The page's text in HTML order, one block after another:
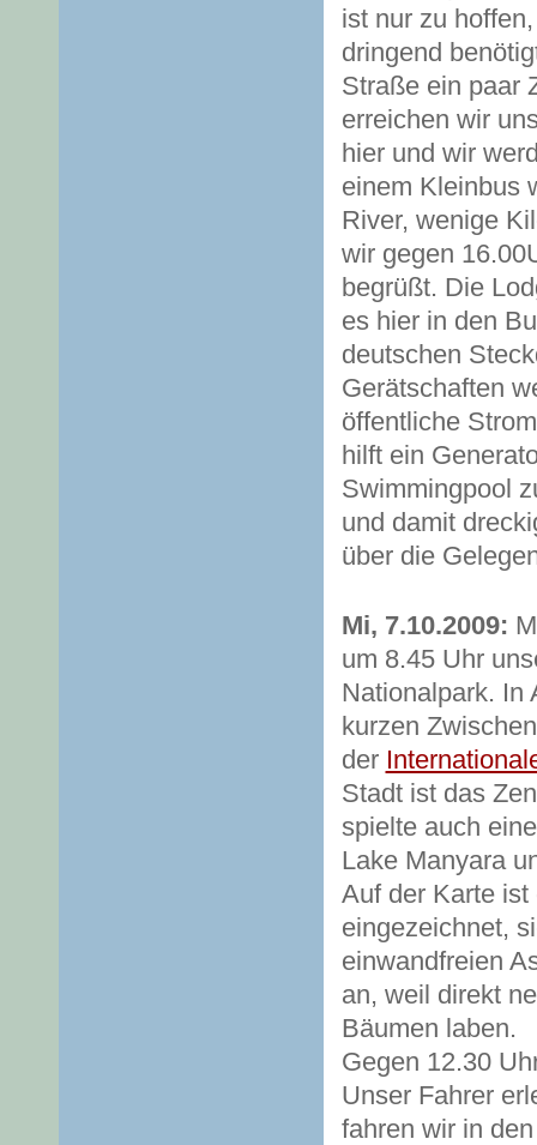
ist nur zu
dringend
Straße ein paar
erreichen wir
hier und wir
einem Kleinbus
River, wenige
wir gegen
begrüßt. Die
es hier in den
deutschen
Gerätschaften
öffentliche
hilft ein
Swimmingpool
und damit
über die
Mi, 7.10.2009:
um 8.45 Uhr
Nationalpark. In
kurzen
der
Stadt ist das
spielte auch
Lake Manyara
Auf der Karte
eingezeichnet,
einwandfreien
an, weil direkt
Bäumen laben.
Gegen 12.30
Unser Fahrer
fahren wir in